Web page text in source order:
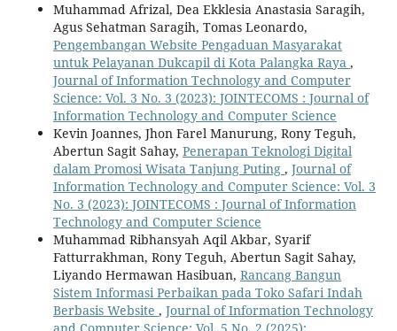
Muhammad Afrizal, Dea Ekklesia Anastasia Saragih,
Agus Sehatman Saragih, Tomas Leonardo,
Pengembangan Website Pengaduan Masyarakat
untuk Pelayanan Dukcapil di Kota Palangka Raya ,
Journal of Information Technology and Computer
Science: Vol. 3 No. 3 (2023): JOINTECOMS : Journal of
Information Technology and Computer Science
Kevin Joannes, Jhon Farel Manurung, Rony Teguh,
Abertun Sagit Sahay, Penerapan Teknologi Digital
dalam Promosi Wisata Tanjung Puting , Journal of
Information Technology and Computer Science: Vol. 3
No. 3 (2023): JOINTECOMS : Journal of Information
Technology and Computer Science
Muhammad Ribhansyah Aqil Akbar, Syarif
Fatturrakhman, Rony Teguh, Abertun Sagit Sahay,
Liyando Hermawan Hasibuan, Rancang Bangun
Sistem Informasi Perbaikan pada Toko Safari Indah
Berbasis Website , Journal of Information Technology